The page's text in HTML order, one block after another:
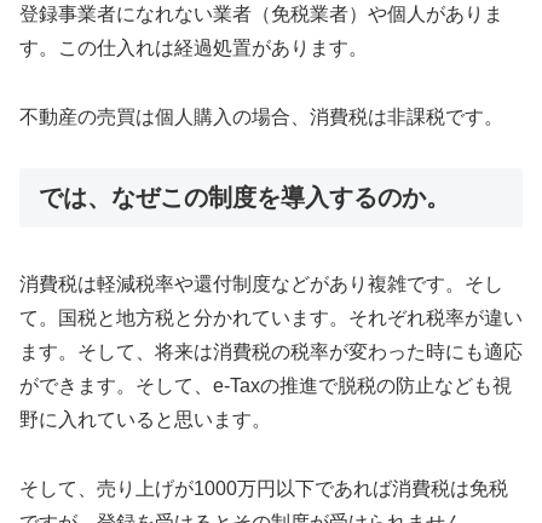
登録事業者になれない業者（免税業者）や個人がありま
す。この仕入れは経過処置があります。
不動産の売買は個人購入の場合、消費税は非課税です。
では、なぜこの制度を導入するのか。
消費税は軽減税率や還付制度などがあり複雑です。そし
て。国税と地方税と分かれています。それぞれ税率が違い
ます。そして、将来は消費税の税率が変わった時にも適応
ができます。そして、e-Taxの推進で脱税の防止なども視
野に入れていると思います。
そして、売り上げが1000万円以下であれば消費税は免税